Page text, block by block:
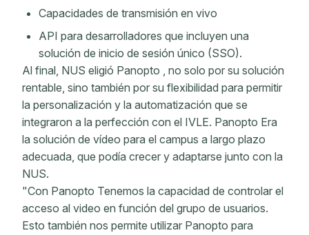
Capacidades de transmisión en vivo
API para desarrolladores que incluyen una
solución de inicio de sesión único (SSO).
Al final, NUS eligió Panopto , no solo por su solución
rentable, sino también por su flexibilidad para permitir
la personalización y la automatización que se
integraron a la perfección con el IVLE. Panopto Era
la solución de vídeo para el campus a largo plazo
adecuada, que podía crecer y adaptarse junto con la
NUS.
"Con Panopto Tenemos la capacidad de controlar el
acceso al video en función del grupo de usuarios.
Esto también nos permite utilizar Panopto para